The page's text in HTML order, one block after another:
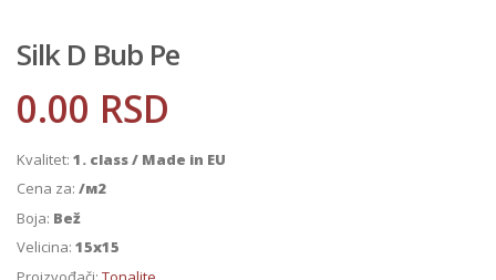
Silk D Bub Pe
0.00 RSD
Kvalitet: 1. class / Made in EU
Cena za: /м2
Boja: Bež
Velicina: 15x15